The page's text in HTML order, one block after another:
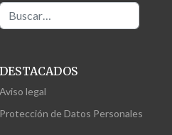
Buscar
DESTACADOS
Aviso legal
Protección de Datos Personales